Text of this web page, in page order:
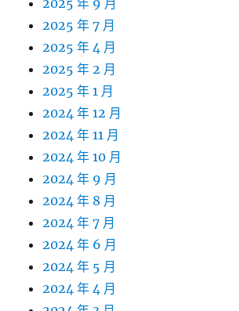
2025 年 9 月
2025 年 7 月
2025 年 4 月
2025 年 2 月
2025 年 1 月
2024 年 12 月
2024 年 11 月
2024 年 10 月
2024 年 9 月
2024 年 8 月
2024 年 7 月
2024 年 6 月
2024 年 5 月
2024 年 4 月